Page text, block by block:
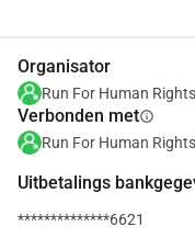
Organisator
Run For Human
Verbonden metinfo
Run For Human
Uitbetalings
**************6621